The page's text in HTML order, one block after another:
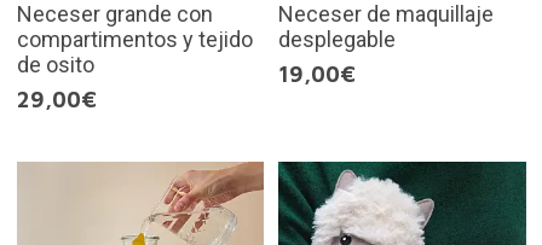
Neceser grande con
compartimentos y tejido
de osito
29,00€
Neceser de maquillaje
desplegable
19,00€